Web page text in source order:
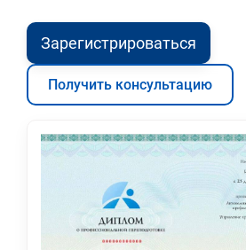
Зарегистрироваться
Получить консультацию